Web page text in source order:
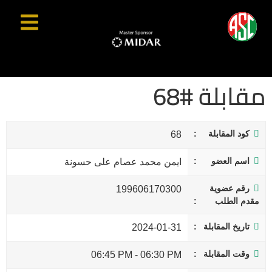
مقابلة #68
كود المقابلة 68
اسم العضو ايمن محمد عصام على حسونة
رقم عضوية
مقدم الطلب
199606170300
تاريخ المقابلة 2024-01-31
وقت المقابلة 06:30 PM
-
06:45 PM